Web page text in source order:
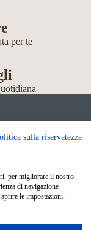
per te
sulla riservatezza
per migliorare il nostro
di navigazione
le impostazioni.